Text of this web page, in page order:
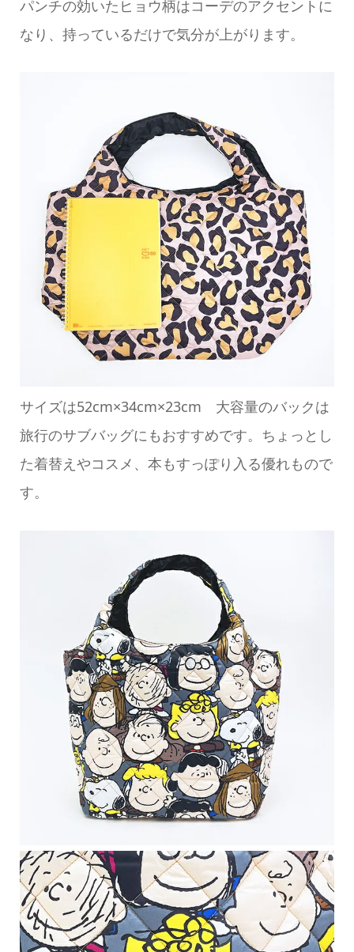
パンチの効いたヒョウ柄はコーデのアクセントに
なり、持っているだけで気分が上がります。
サイズは52cm×34cm×23cm 大容量のバックは
旅行のサブバッグにもおすすめです。ちょっとし
た着替えやコスメ、本もすっぽり入る優れもので
す。